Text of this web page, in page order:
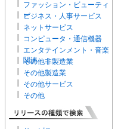
ファッション・ビューティ
ー
ビジネス・人事サービス
ネットサービス
コンピュータ・通信機器
エンタテインメント・音楽
関連
その他非製造業
その他製造業
その他サービス
その他